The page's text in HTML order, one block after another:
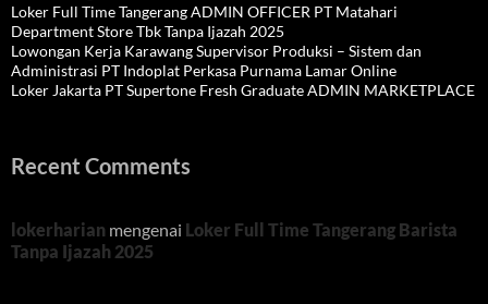
Loker Full Time Tangerang ADMIN OFFICER PT Matahari
Department Store Tbk Tanpa Ijazah 2025
Lowongan Kerja Karawang Supervisor Produksi – Sistem dan
Administrasi PT Indoplat Perkasa Purnama Lamar Online
Loker Jakarta PT Supertone Fresh Graduate ADMIN MARKETPLACE
Recent Comments
lokerharian mengenai Loker Full Time Tangerang Barista
Tanpa Ijazah 2025